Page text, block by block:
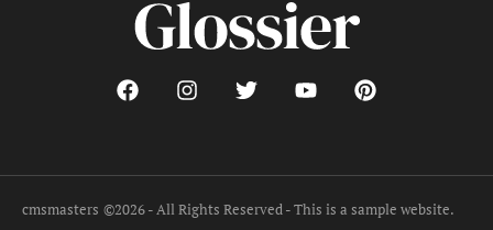
cmsmasters ©2026 - All Rights Reserved - This is a sample website.